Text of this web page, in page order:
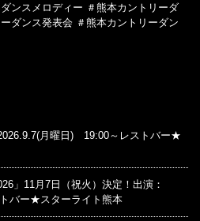
ンスメロディー ＃熊本カントリーダ
ダンス発表会 ＃熊本カントリーダン
月曜日) 19:00～レストバー★
」11月7日（祝火）決定！出演：
バー★スターライト熊本